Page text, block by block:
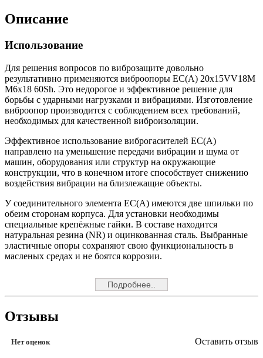
Описание
Использование
Для решения вопросов по виброзащите довольно
результативно применяются виброопоры EC(A) 20x15VV18M
M6x18 60Sh. Это недорогое и эффективное решение для
борьбы с ударными нагрузками и вибрациями. Изготовление
виброопор производится с соблюдением всех требований,
необходимых для качественной виброизоляции.
Эффективное использование виброгасителей EC(A)
направлено на уменьшение передачи вибрации и шума от
машин, оборудования или структур на окружающие
конструкции, что в конечном итоге способствует снижению
воздействия вибрации на близлежащие объекты.
У соединительного элемента EC(A) имеются две шпильки по
обеим сторонам корпуса. Для установки необходимы
специальные крепёжные гайки. В составе находится
натуральная резина (NR) и оцинкованная сталь. Выбранные
эластичные опоры сохраняют свою функциональность в
масленых средах и не боятся коррозии.
Подробнее..
Отзывы
Нет оценок Оставить отзыв